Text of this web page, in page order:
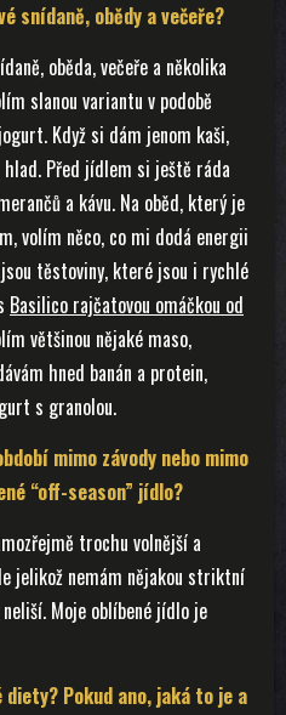
snídaně, obědy a večeře?
oběda, večeře a několika
slanou variantu v podobě
Když si dám jenom kaši,
Před jídlem si ještě ráda
a kávu. Na oběd, který je
volím něco, co mi dodá energii
těstoviny, které jsou i rychlé
Basilico rajčatovou omáčkou od
většinou nějaké maso,
hned banán a protein,
s granolou.
mimo závody nebo mimo
“off-season” jídlo?
trochu volnější a
jelikož nemám nějakou striktní
Moje oblíbené jídlo je
Pokud ano, jaká to je a